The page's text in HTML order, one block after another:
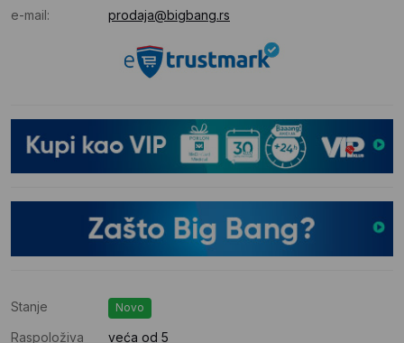
e-mail:
prodaja@bigbang.rs
Stanje Novo
Raspoloživa veća od 5